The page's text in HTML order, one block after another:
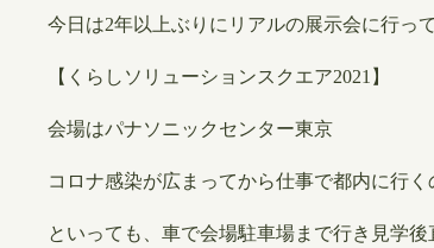
今日は2年以上ぶりにリアルの展示会に行っ
【くらしソリューションスクエア2021】
会場はパナソニックセンター東京
コロナ感染が広まってから仕事で都内に行く
といっても、車で会場駐車場まで行き見学